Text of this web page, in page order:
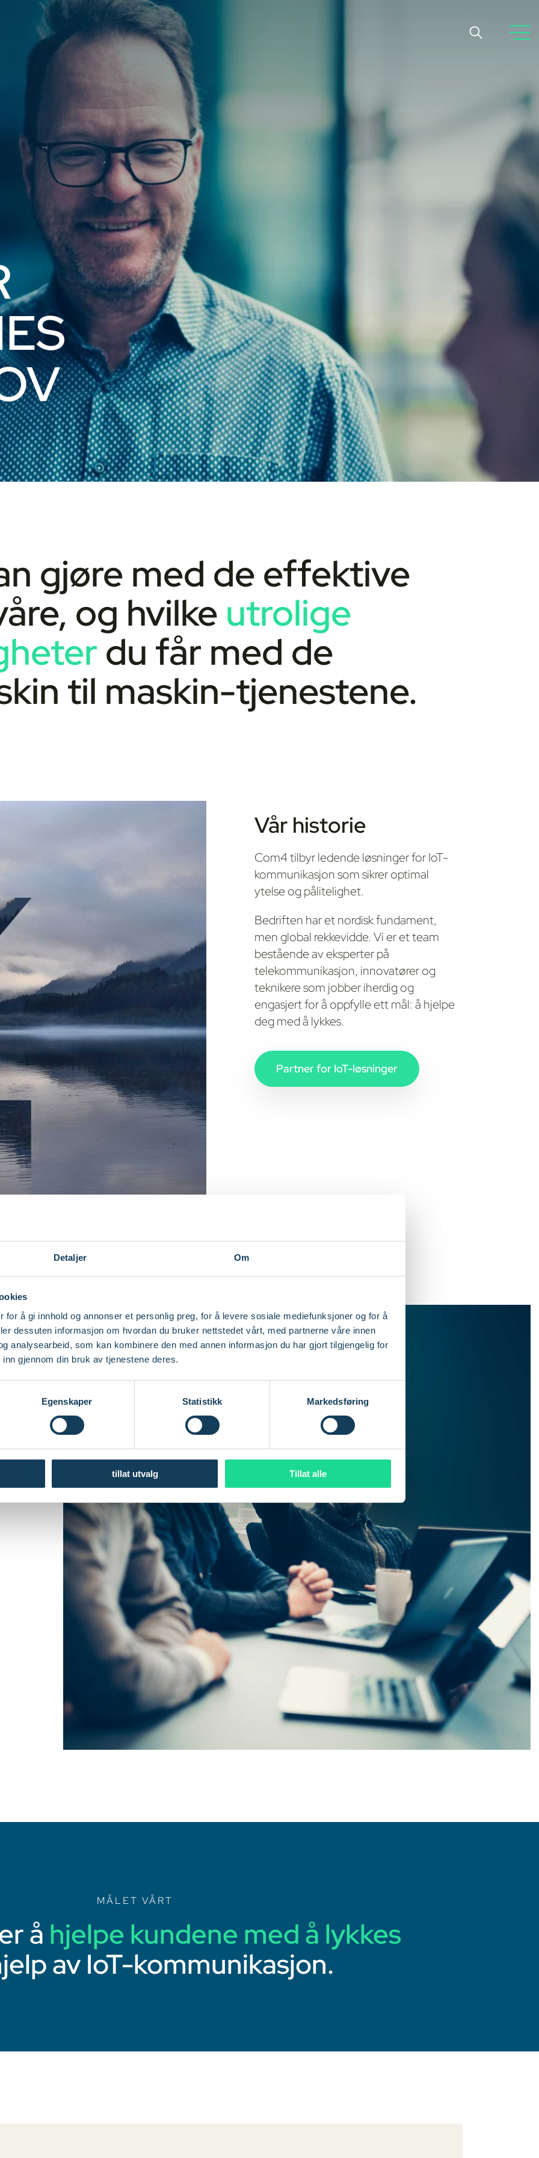
Detaljer Om
for å gi innhold og annonser et personlig preg, for å levere sosiale mediefunksjoner og for å
dessuten informasjon om hvordan du bruker nettstedet vårt, med partnerne våre innen
analysearbeid, som kan kombinere den med annen informasjon du har gjort tilgjengelig for
gjennom din bruk av tjenestene deres.
Egenskaper Statistikk Markedsføring
tillat utvalg Tillat alle
gjøre med de effektive
og hvilke utrolige
du får med de
til maskin-tjenestene.
Vår historie
Com4 tilbyr ledende løsninger for IoT-
kommunikasjon som sikrer optimal
ytelse og pålitelighet.
Bedriften har et nordisk fundament,
men global rekkevidde. Vi er et team
bestående av eksperter på
telekommunikasjon, innovatører og
teknikere som jobber iherdig og
engasjert for å oppfylle ett mål: å hjelpe
deg med å lykkes.
Partner for IoT-løsninger
MÅLET VÅRT
å hjelpe kundene med å lykkes
av IoT-kommunikasjon.